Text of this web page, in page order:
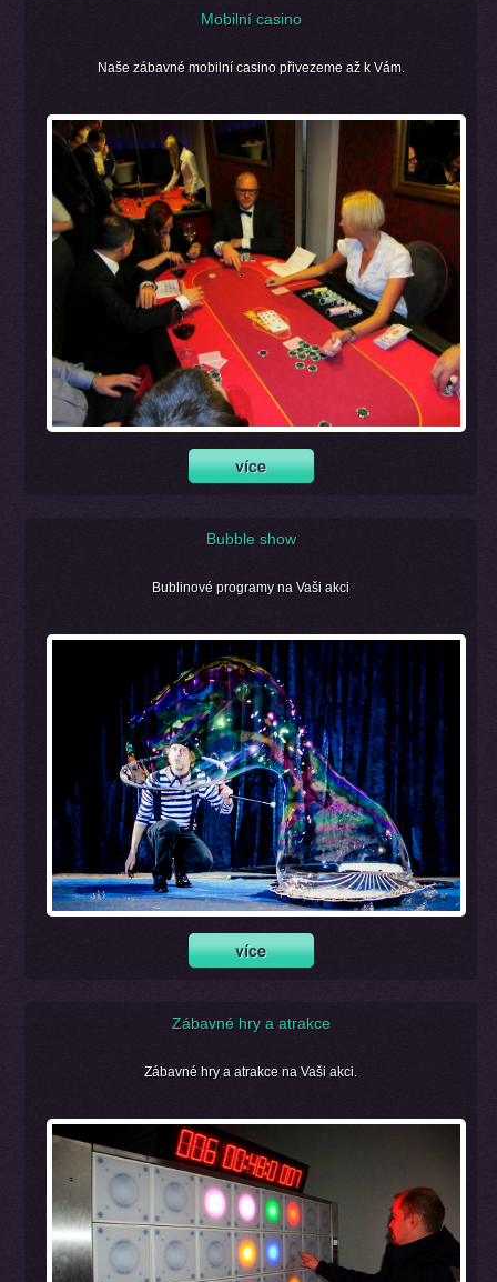
Mobilní casino
Naše zábavné mobilní casino přivezeme až k Vám.
Bubble show
Bublinové programy na Vaši akci
Zábavné hry a atrakce
Zábavné hry a atrakce na Vaši akci.